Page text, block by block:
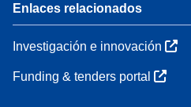
Enlaces relacionados
Investigación e innovación
Funding & tenders portal